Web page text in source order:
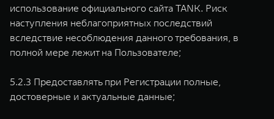
использование официального сайта TANK. Риск
наступления неблагоприятных последствий
вследствие несоблюдения данного требования, в
полной мере лежит на Пользователе;
5.2.3 Предоставлять при Регистрации полные,
достоверные и актуальные данные;